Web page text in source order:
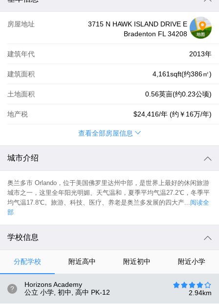
房屋地址
3715 N HAWK ISLAND DRIVE E
Bradenton FL 34208
建筑年代 2013年
建筑面积 4,161sqft(约386㎡)
土地面积 0.56英亩(约0.23公顷)
地产税 $24,416/年 (约 ￥16万/年)
查看全部房屋信息
城市介绍
奥兰多市 Orlando，位于美国佛罗里达州中部，是世界上最好的休闲旅游
城市之一，这里全年阳光明媚、天气温和，夏季平均气温27.2℃，冬季平
均气温17.8℃。旅游、科技、医疗、养老是奥兰多发展的四大产...阅读全
部
学校信息
分配学校 附近高中 附近初中 附近小学
?
Horizons Academy
公立 小学, 初中, 高中 PK-12 2.94km